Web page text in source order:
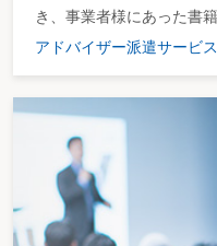
３.買収防衛策としての株式分割
（1）買付価格の引下げと公開買
例えば、200円の買付価格で
株式分割を行った場合、株式の価
TOBの買付価格を50円に下方修
認められていない。証券取引法
とができない」として、一切の例
それでは、買付の撤回が認めら
しいのではないかと考えられてい
付の撤回を禁止し、ごく限定的な
き、事業者様にあった書
アドバイザー派遣サービス